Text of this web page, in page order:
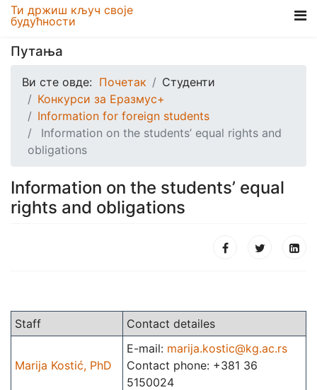
Ти држиш кључ своје
будућности
Путања
Ви сте овде: Почетак
Студенти
Конкурси за Еразмус+
Information for foreign students
Information on the students’ equal rights and
obligations
Information on the students’ equal
rights and obligations
Staff Contact detailes
Marija Kostić, PhD
E-mail: marija.kostic@kg.ac.rs
Contact phone: +381 36
5150024